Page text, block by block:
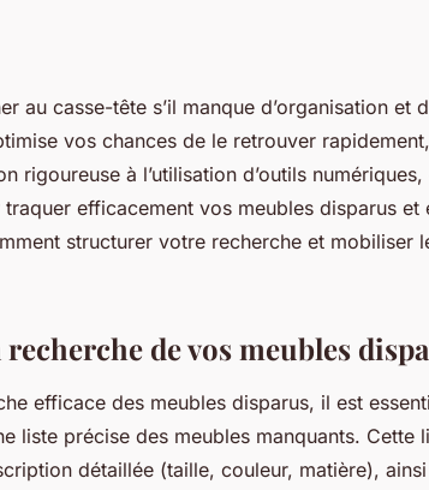
au casse-tête s’il manque d’organisation et
vos chances de le retrouver
rigoureuse à l’utilisation d’outils numériques,
efficacement vos meubles disparus et
structurer votre recherche et mobiliser
de vos meubles
efficace des meubles disparus, il est
liste précise des meubles manquants. Cette
détaillée (taille, couleur, matière),